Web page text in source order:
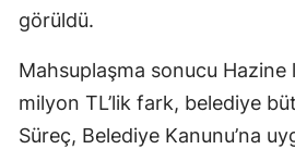
görüldü.
Mahsuplaşma sonucu Hazine
milyon TL’lik fark, belediye
Süreç, Belediye Kanunu’na